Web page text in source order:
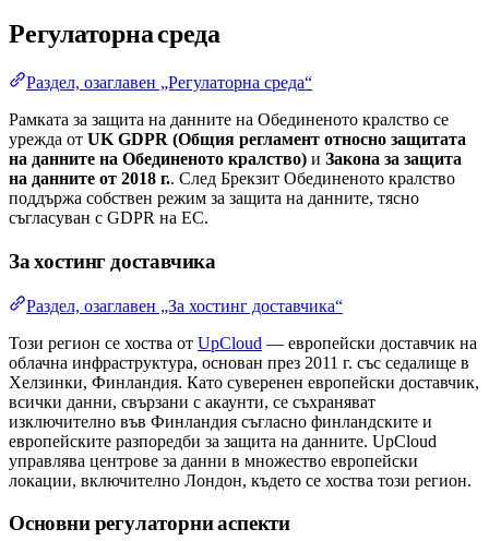
Регулаторна среда
Раздел, озаглавен „Регулаторна среда“
Рамката за защита на данните на Обединеното кралство се
урежда от UK GDPR (Общия регламент относно защитата
на данните на Обединеното кралство) и Закона за защита
на данните от 2018 г.. След Брекзит Обединеното кралство
поддържа собствен режим за защита на данните, тясно
съгласуван с GDPR на ЕС.
За хостинг доставчика
Раздел, озаглавен „За хостинг доставчика“
Този регион се хоства от UpCloud — европейски доставчик на
облачна инфраструктура, основан през 2011 г. със седалище в
Хелзинки, Финландия. Като суверенен европейски доставчик,
всички данни, свързани с акаунти, се съхраняват
изключително във Финландия съгласно финландските и
европейските разпоредби за защита на данните. UpCloud
управлява центрове за данни в множество европейски
локации, включително Лондон, където се хоства този регион.
Основни регулаторни аспекти